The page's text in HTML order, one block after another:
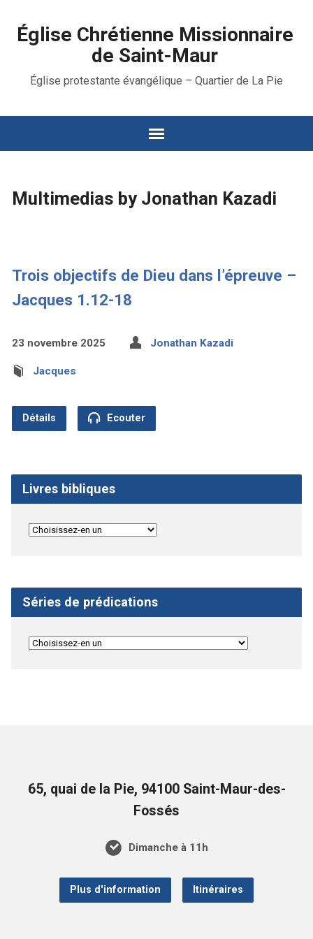
Église Chrétienne Missionnaire
de Saint-Maur
Église protestante évangélique – Quartier de La Pie
Multimedias by Jonathan Kazadi
Trois objectifs de Dieu dans l’épreuve –
Jacques 1.12-18
23 novembre 2025 Jonathan Kazadi
Jacques
Détails Ecouter
Livres bibliques
Séries de prédications
65, quai de la Pie, 94100 Saint-Maur-des-
Fossés
Dimanche à 11h
Plus d'information Itinéraires